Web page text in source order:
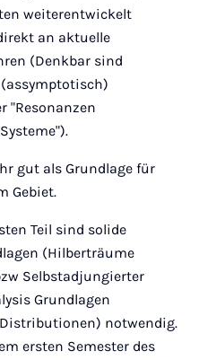
weiterentwickelt
an aktuelle
(Denkbar sind
"Resonanzen
gut als Grundlage für
Gebiet.
Teil sind solide
(Hilberträume
Selbstadjungierter
Grundlagen
notwendig.
ersten Semester des